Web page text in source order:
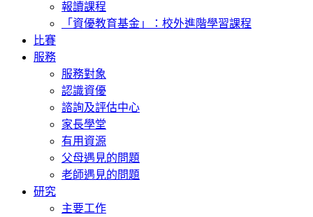
報讀課程
「資優教育基金」：校外進階學習課程
比賽
服務
服務對象
認識資優
諮詢及評估中心
家長學堂
有用資源
父母遇見的問題
老師遇見的問題
研究
主要工作